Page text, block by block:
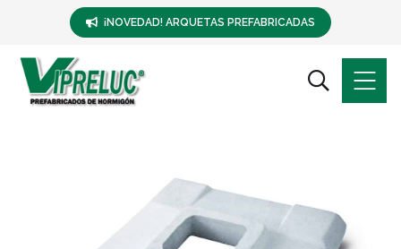
¡NOVEDAD! ARQUETAS PREFABRICADAS